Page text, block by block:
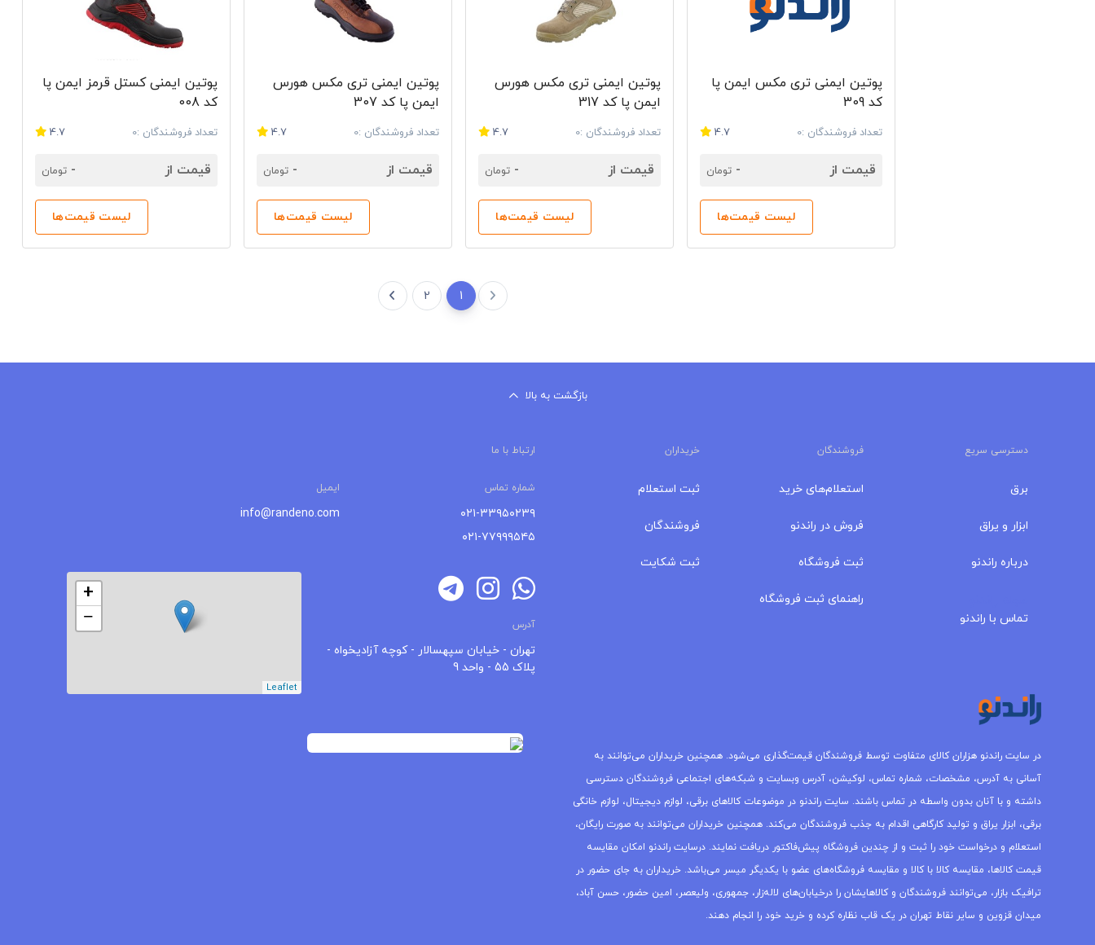
پوتین ایمنی تری مکس ایمن پا
کد 309
تعداد فروشندگان :0 4.7
قیمت از - تومان
لیست قیمت‌ها
پوتین ایمنی تری مکس هورس
ایمن پا کد 317
تعداد فروشندگان :0 4.7
قیمت از - تومان
لیست قیمت‌ها
پوتین ایمنی تری مکس هورس
ایمن پا کد 307
تعداد فروشندگان :0 4.7
قیمت از - تومان
لیست قیمت‌ها
پوتین ایمنی کستل قرمز ایمن پا
کد 008
تعداد فروشندگان :0 4.7
قیمت از - تومان
لیست قیمت‌ها
1
2
بازگشت به بالا
دسترسی سریع فروشندگان خریداران ارتباط با ما
برق
ابزار و یراق
درباره‌ راندنو
تماس با راندنو
استعلام‌های خرید
فروش در راندنو
ثبت فروشگاه
راهنمای ثبت فروشگاه
ثبت استعلام
فروشندگان
ثبت شکایت
شماره تماس ایمیل
۰۲۱-۳۳۹۵۰۲۳۹
۰۲۱-۷۷۹۹۹۵۴۵
info@randeno.com
آدرس
تهران - خیابان سپهسالار - کوچه آزادیخواه -
پلاک 55 - واحد 9
+
−
Leaflet
در سایت راندنو هزاران کالای متفاوت توسط فروشندگان قیمت‌گذاری می‌شود. همچنین خریداران می‌توانند به
آسانی به آدرس، مشخصات، شماره تماس، لوکیشن، آدرس وبسایت و شبکه‌های اجتماعی فروشندگان دسترسی
داشته و با آنان بدون واسطه در تماس باشند. سایت راندنو در موضوعات کالاهای برقی، لوازم دیجیتال، لوازم خانگی
برقی، ابزار یراق و تولید کارگاهی اقدام به جذب فروشندگان می‌کند. همچنین خریداران می‌توانند به صورت رایگان،
استعلام و درخواست خود را ثبت و از چندین فروشگاه پیش‌فاکتور دریافت نمایند. درسایت راندنو امکان مقایسه
قیمت کالاها، مقایسه کالا با کالا و مقایسه فروشگاه‌های عضو با یکدیگر میسر می‌باشد. خریداران به جای حضور در
ترافیک بازار، می‌توانند فروشندگان و کالاهایشان را درخیابان‌های لاله‌زار، جمهوری، ولیعصر، امین حضور، حسن آباد،
میدان قزوین و سایر نقاط تهران در یک قاب نظاره کرده و خرید خود را انجام دهند.